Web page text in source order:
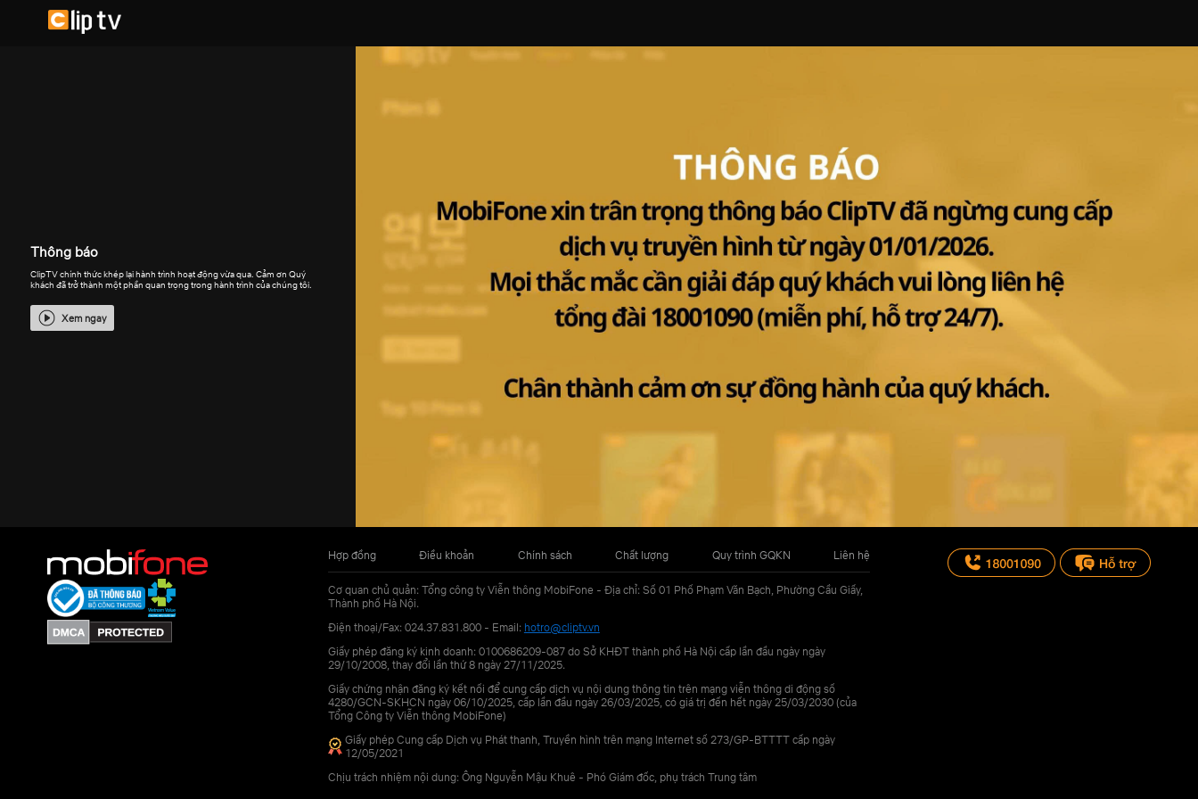
Thông báo
ClipTV chính thức khép lại hành trình hoạt động vừa qua. Cảm ơn Quý
khách đã trở thành một phần quan trọng trong hành trình của chúng tôi.
Xem ngay
Hợp đồng Điều khoản Chính sách Chất lượng Quy trình GQKN Liên hệ
Cơ quan chủ quản: Tổng công ty Viễn thông MobiFone - Địa chỉ: Số 01 Phố Phạm Văn Bạch, Phường Cầu Giấy,
Thành phố Hà Nội.
Điện thoại/Fax: 024.37.831.800 - Email: hotro@cliptv.vn
Giấy phép đăng ký kinh doanh: 0100686209-087 do Sở KHĐT thành phố Hà Nội cấp lần đầu ngày ngày
29/10/2008, thay đổi lần thứ 8 ngày 27/11/2025.
Giấy chứng nhận đăng ký kết nối để cung cấp dịch vụ nội dung thông tin trên mạng viễn thông di động số
4280/GCN-SKHCN ngày 06/10/2025, cấp lần đầu ngày 26/03/2025, có giá trị đến hết ngày 25/03/2030 (của
Tổng Công ty Viễn thông MobiFone)
Giấy phép Cung cấp Dịch vụ Phát thanh, Truyền hình trên mạng Internet số 273/GP-BTTTT cấp ngày
12/05/2021
Chịu trách nhiệm nội dung: Ông Nguyễn Mậu Khuê - Phó Giám đốc, phụ trách Trung tâm